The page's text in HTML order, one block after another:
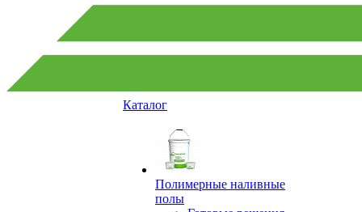
Каталог
Полимерные наливные
полы